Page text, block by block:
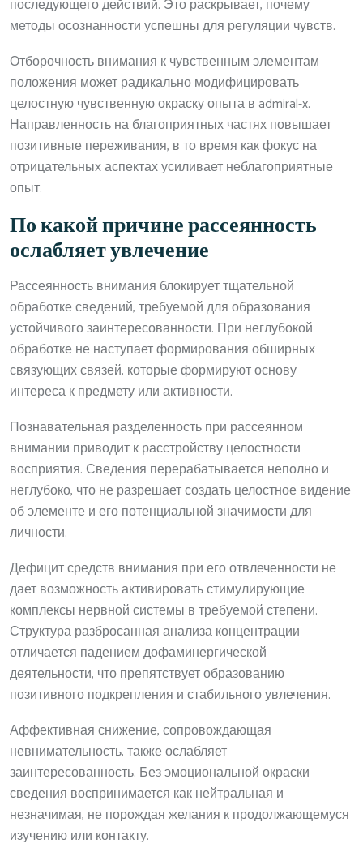
последующего действий. Это раскрывает, почему
методы осознанности успешны для регуляции чувств.
Отборочность внимания к чувственным элементам
положения может радикально модифицировать
целостную чувственную окраску опыта в admiral-x.
Направленность на благоприятных частях повышает
позитивные переживания, в то время как фокус на
отрицательных аспектах усиливает неблагоприятные
опыт.
По какой причине рассеянность
ослабляет увлечение
Рассеянность внимания блокирует тщательной
обработке сведений, требуемой для образования
устойчивого заинтересованности. При неглубокой
обработке не наступает формирования обширных
связующих связей, которые формируют основу
интереса к предмету или активности.
Познавательная разделенность при рассеянном
внимании приводит к расстройству целостности
восприятия. Сведения перерабатывается неполно и
неглубоко, что не разрешает создать целостное видение
об элементе и его потенциальной значимости для
личности.
Дефицит средств внимания при его отвлеченности не
дает возможность активировать стимулирующие
комплексы нервной системы в требуемой степени.
Структура разбросанная анализа концентрации
отличается падением дофаминергической
деятельности, что препятствует образованию
позитивного подкрепления и стабильного увлечения.
Аффективная снижение, сопровождающая
невнимательность, также ослабляет
заинтересованность. Без эмоциональной окраски
сведения воспринимается как нейтральная и
незначимая, не порождая желания к продолжающемуся
изучению или контакту.